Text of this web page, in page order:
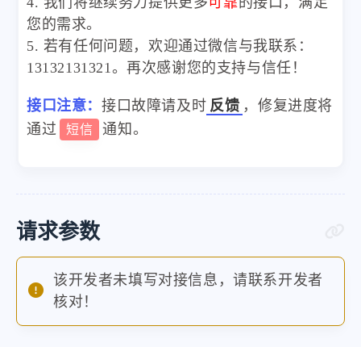
您的需求。
5. 若有任何问题，欢迎通过微信与我联系：
13132131321。再次感谢您的支持与信任！
接口注意： 接口故障请及时 反馈 ，修复进度将
通过
短信 通知。
请求参数
该开发者未填写对接信息，请联系开发者
核对！